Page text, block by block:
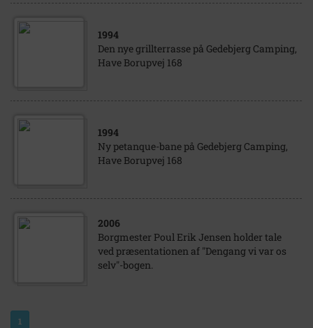
1994
Den nye grillterrasse på Gedebjerg Camping,
Have Borupvej 168
1994
Ny petanque-bane på Gedebjerg Camping,
Have Borupvej 168
2006
Borgmester Poul Erik Jensen holder tale
ved præsentationen af "Dengang vi var os
selv"-bogen.
1